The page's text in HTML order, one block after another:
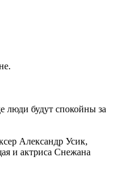
люди будут спокойны за
Александр Усик,
и актриса Снежана